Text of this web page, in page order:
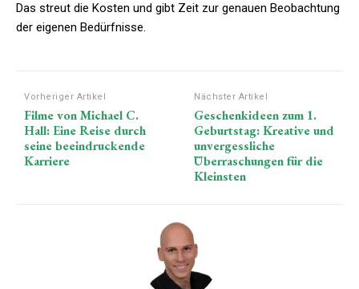
Das streut die Kosten und gibt Zeit zur genauen Beobachtung
der eigenen Bedürfnisse.
Vorheriger Artikel
Filme von Michael C.
Hall: Eine Reise durch
seine beeindruckende
Karriere
Nächster Artikel
Geschenkideen zum 1.
Geburtstag: Kreative und
unvergessliche
Überraschungen für die
Kleinsten